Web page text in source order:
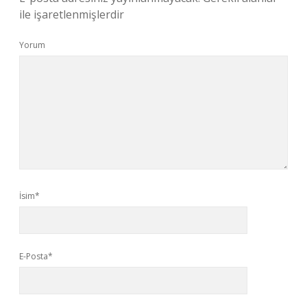
ile işaretlenmişlerdir
Yorum
İsim*
E-Posta*